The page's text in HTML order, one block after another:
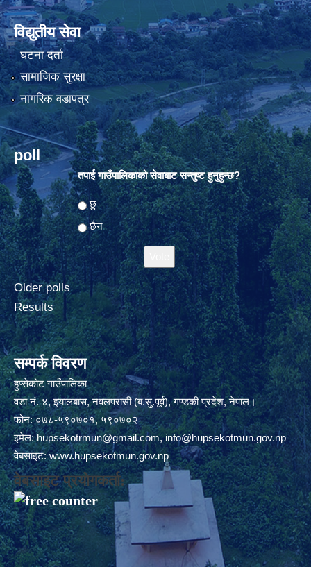
विद्युतीय सेवा
घटना दर्ता
सामाजिक सुरक्षा
नागरिक वडापत्र
poll
तपाई गाउँपालिकाको सेवाबाट सन्तुष्ट हुनुहुन्छ?
Choices
छु
छैन
Older polls
Results
सम्पर्क विवरण
हुप्सेकोट गाउँपालिका
वडा नं. ४, झ्यालबास, नवलपरासी (ब.सु.पूर्व), गण्डकी प्रदेश, नेपाल।
फोन: ०७८-५९०७०१, ५९०७०२
इमेल:hupsekotrmun@gmail.com,info@hupsekotmun.gov.np
वेबसाइट:www.hupsekotmun.gov.np
वेबसाइट प्रयोगकर्ता: